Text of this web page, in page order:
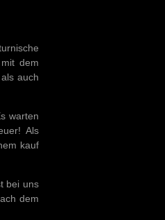
dem
auch
warten
Als
kauf
bei uns
dem